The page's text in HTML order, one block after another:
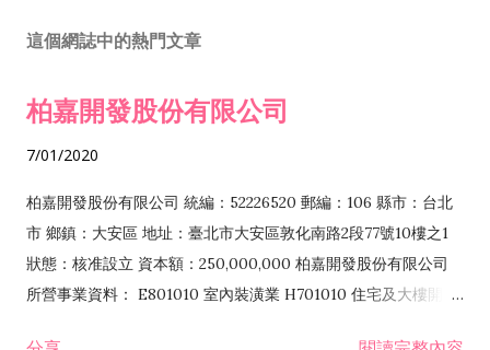
這個網誌中的熱門文章
柏嘉開發股份有限公司
7/01/2020
柏嘉開發股份有限公司 統編：52226520 郵編：106 縣市：台北
市 鄉鎮：大安區 地址：臺北市大安區敦化南路2段77號10樓之1
狀態：核准設立 資本額：250,000,000 柏嘉開發股份有限公司
所營事業資料： E801010 室內裝潢業 H701010 住宅及大樓開發